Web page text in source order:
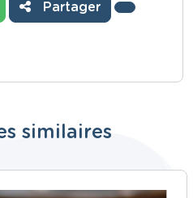
Partager
similaires